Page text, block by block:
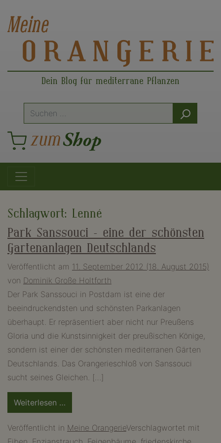
Dein Blog für mediterrane Pflanzen
Suche
nach:
Hauptnavigation
Schlagwort: Lenné
Park Sanssouci – eine der schönsten
Gartenanlagen Deutschlands
Veröffentlicht am 11. September 2012 (18. August 2015)
von Dominik Große Holtforth
Der Park Sanssouci in Postdam ist eine der
beeindruckendsten und schönsten Parkanlagen
überhaupt. Er repräsentiert aber nicht nur Preußens
Gloria und die Kunstsinnigkeit der preußischen Könige,
sondern ist einer der schönsten mediterranen Gärten
Deutschlands. Das Orangerieschloß von Sanssouci
sucht seines Gleichen. […]
Weiterlesen …
Park
Sanssouci
Veröffentlicht in Meine OrangerieVerschlagwortet mit